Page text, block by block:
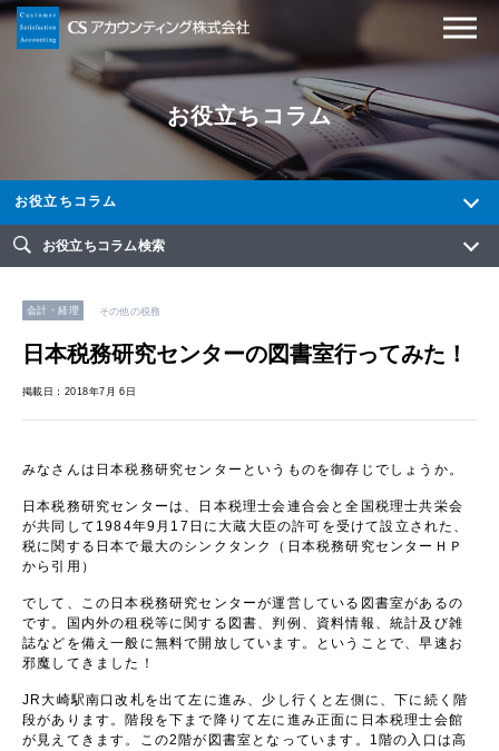
お役立ちコラム
お役立ちコラム
お役立ちコラム検索
会計・経理 その他の税務
日本税務研究センターの図書室行ってみた！
掲載日：2018年7月 6日
みなさんは日本税務研究センターというものを御存じでしょうか。
日本税務研究センターは、日本税理士会連合会と全国税理士共栄会
が共同して1984年9月17日に大蔵大臣の許可を受けて設立された、
税に関する日本で最大のシンクタンク（日本税務研究センターＨＰ
から引用）
でして、この日本税務研究センターが運営している図書室があるの
です。国内外の租税等に関する図書、判例、資料情報、統計及び雑
誌などを備え一般に無料で開放しています。ということで、早速お
邪魔してきました！
JR大崎駅南口改札を出て左に進み、少し行くと左側に、下に続く階
段があります。階段を下まで降りて左に進み正面に日本税理士会館
が見えてきます。この2階が図書室となっています。1階の入口は高